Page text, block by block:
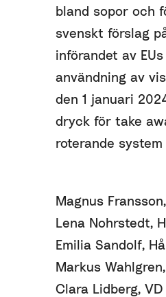
bland sopor och
svenskt förslag
införandet av
användning av
den 1 januari
dryck för take
roterande
Magnus
Lena Nohrstedt,
Emilia Sandolf,
Markus
Clara Lidberg,